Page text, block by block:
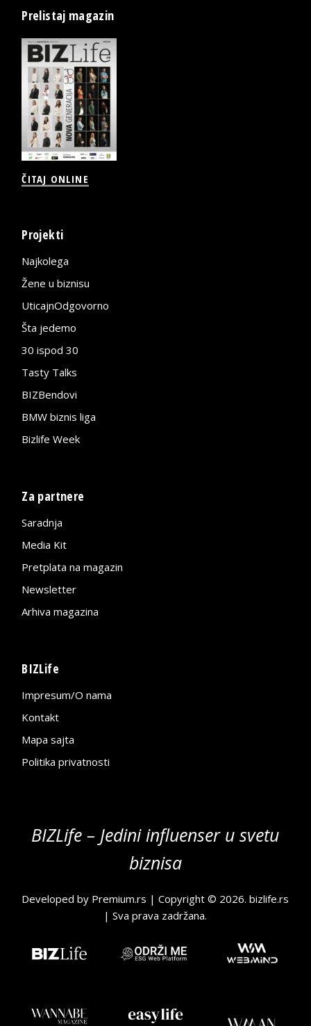
Prelistaj magazin
ČITAJ ONLINE
Projekti
Najkolega
Žene u biznisu
UticajnOdgovorno
Šta jedemo
30 ispod 30
Tasty Talks
BIZBendovi
BMW biznis liga
Bizlife Week
Za partnere
Saradnja
Media Kit
Pretplata na magazin
Newsletter
Arhiva magazina
BIZLife
Impresum/O nama
Kontakt
Mapa sajta
Politika privatnosti
BIZLife – Jedini influenser u svetu
biznisa
Developed by Premium.rs | Copyright © 2026.bizlife.rs
| Sva prava zadržana.